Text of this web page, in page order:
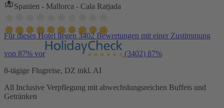
Spanien - Mallorca - Cala Ratjada
Für dieses Hotel liegen 3402 Bewertungen mit einer Zustimmung
von 87% vor (3402) 87%
8-tägige Flugreise, DZ inkl. AI
All Inclusive Verpflegung mit abwechslungsreichen Buffets und
Getränken